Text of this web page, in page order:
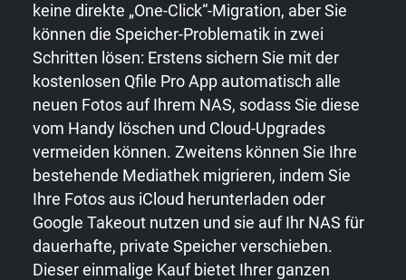
keine direkte „One-Click“-Migration, aber Sie
können die Speicher-Problematik in zwei
Schritten lösen: Erstens sichern Sie mit der
kostenlosen Qfile Pro App automatisch alle
neuen Fotos auf Ihrem NAS, sodass Sie diese
vom Handy löschen und Cloud-Upgrades
vermeiden können. Zweitens können Sie Ihre
bestehende Mediathek migrieren, indem Sie
Ihre Fotos aus iCloud herunterladen oder
Google Takeout nutzen und sie auf Ihr NAS für
dauerhafte, private Speicher verschieben.
Dieser einmalige Kauf bietet Ihrer ganzen